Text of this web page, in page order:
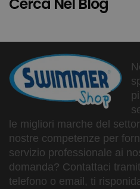
le migliori marche del
nostre competenze per
servizio professionale ai
domanda? Contattaci
telefono o email, ti